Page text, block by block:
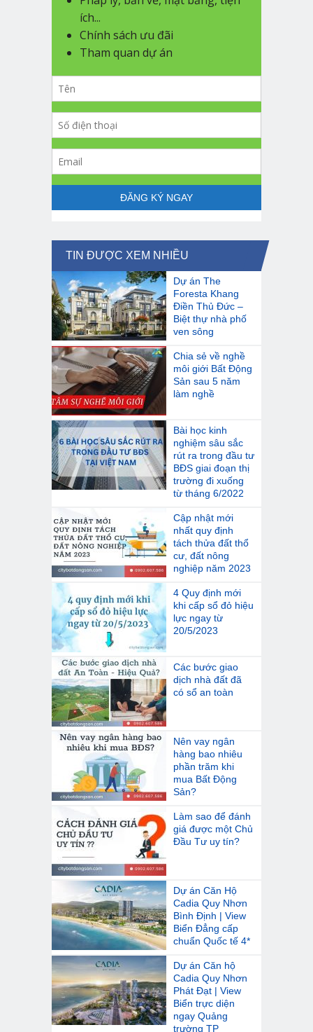
TIN ĐƯỢC XEM NHIỀU
Dự án The
Foresta Khang
Điền Thủ Đức –
Biệt thự nhà phố
ven sông
Chia sẻ về nghề
môi giới Bất Động
Sản sau 5 năm
làm nghề
Bài học kinh
nghiệm sâu sắc
rút ra trong đầu tư
BĐS giai đoạn thị
trường đi xuống
từ tháng 6/2022
Cập nhật mới
nhất quy định
tách thửa đất thổ
cư, đất nông
nghiệp năm 2023
4 Quy định mới
khi cấp sổ đỏ hiệu
lực ngay từ
20/5/2023
Các bước giao
dịch nhà đất đã
có sổ an toàn
Nên vay ngân
hàng bao nhiêu
phần trăm khi
mua Bất Động
Sản?
Làm sao để đánh
giá được một Chủ
Đầu Tư uy tín?
Dự án Căn Hộ
Cadia Quy Nhơn
Bình Định | View
Biển Đẳng cấp
chuẩn Quốc tế 4*
Dự án Căn hộ
Cadia Quy Nhơn
Phát Đạt | View
Biển trực diện
ngay Quảng
trường TP